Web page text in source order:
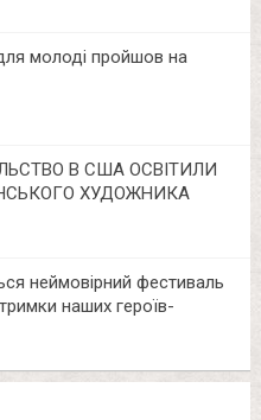
молоді пройшов на
В США ОСВІТИЛИ
ХУДОЖНИКА
неймовірний фестиваль
наших героїв-